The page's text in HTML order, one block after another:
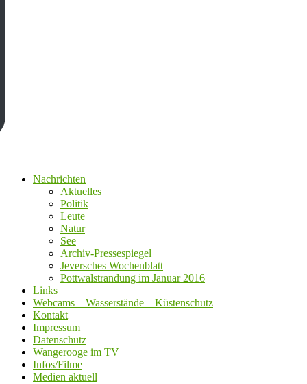
Nachrichten
Aktuelles
Politik
Leute
Natur
See
Archiv-Pressespiegel
Jeversches Wochenblatt
Pottwalstrandung im Januar 2016
Links
Webcams – Wasserstände – Küstenschutz
Kontakt
Impressum
Datenschutz
Wangerooge im TV
Infos/Filme
Medien aktuell